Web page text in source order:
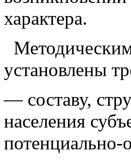
характера.
установлены
— составу,
населения
потенциально-